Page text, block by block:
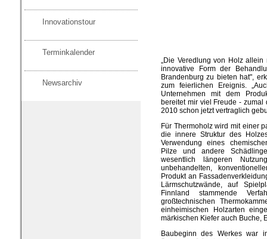
Innovationstour
Terminkalender
Newsarchiv
„Die Veredlung von Holz
innovative Form der
Brandenburg zu bieten hat",
zum feierlichen Ereignis.
Unternehmen mit dem
bereitet mir viel Freude -
2010 schon jetzt vertraglich
Für Thermoholz wird mit einer
die innere Struktur des
Verwendung eines
Pilze und andere
wesentlich längeren
unbehandelten,
Produkt an
Lärmschutzwände, auf
Finnland stammende
großtechnischen
einheimischen Holzarten
märkischen Kiefer auch Buche,
Baubeginn des Werkes war